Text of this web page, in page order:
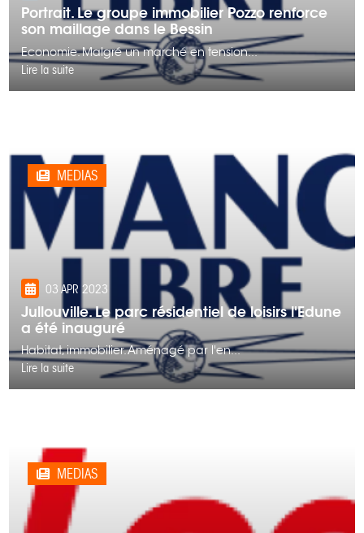
Portrait. Le groupe immobilier Pozzo renforce
son maillage dans le Bessin
Economie. Malgré un marché en tension...
Lire la suite
MEDIAS
03 APR 2023
Jullouville. Le parc résidentiel de loisirs l'Edune
a été inauguré
Habitat, immobilier. Aménagé par l'en...
Lire la suite
MEDIAS